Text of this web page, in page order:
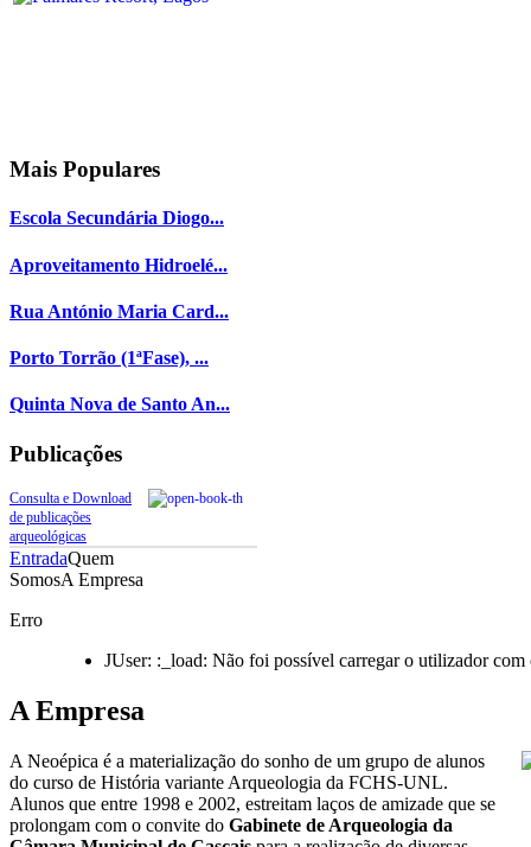
Mais Populares
Escola Secundária Diogo...
Aproveitamento Hidroelé...
Rua António Maria Card...
Porto Torrão (1ªFase), ...
Quinta Nova de Santo An...
Publicações
Consulta e Download
de publicações
arqueológicas
EntradaQuem
SomosA Empresa
Erro
JUser: :_load: Não foi possível carregar o utilizador
A Empresa
A Neoépica é a materialização do sonho de um grupo de alunos
do curso de História variante Arqueologia da FCHS-UNL.
Alunos que entre 1998 e 2002, estreitam laços de amizade que se
prolongam com o convite do Gabinete de Arqueologia da